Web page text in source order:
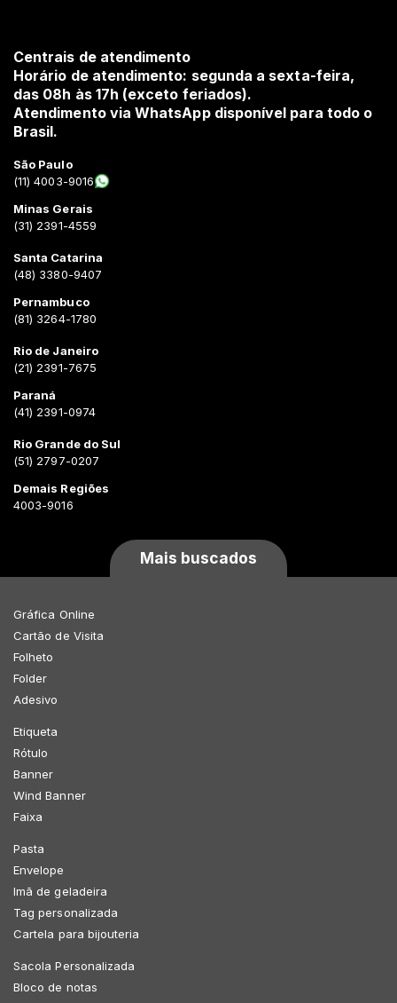
Centrais de atendimento
Horário de atendimento: segunda a sexta-feira,
das 08h às 17h (exceto feriados).
Atendimento via WhatsApp disponível para todo o
Brasil.
São Paulo
(11) 4003-9016
Minas Gerais
(31) 2391-4559
Santa Catarina
(48) 3380-9407
Pernambuco
(81) 3264-1780
Rio de Janeiro
(21) 2391-7675
Paraná
(41) 2391-0974
Rio Grande do Sul
(51) 2797-0207
Demais Regiões
4003-9016
Mais buscados
Gráfica Online
Cartão de Visita
Folheto
Folder
Adesivo
Etiqueta
Rótulo
Banner
Wind Banner
Faixa
Pasta
Envelope
Imã de geladeira
Tag personalizada
Cartela para bijouteria
Sacola Personalizada
Bloco de notas